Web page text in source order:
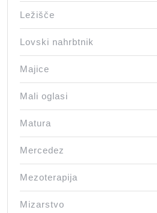
Ležišče
Lovski nahrbtnik
Majice
Mali oglasi
Matura
Mercedez
Mezoterapija
Mizarstvo